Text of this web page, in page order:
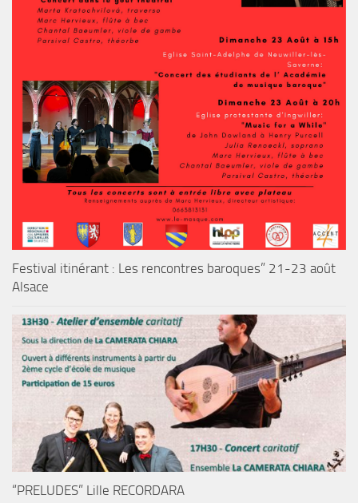
Festival itinérant : Les rencontres baroques” 21-23 août
Alsace
“PRELUDES” Lille RECORDARA